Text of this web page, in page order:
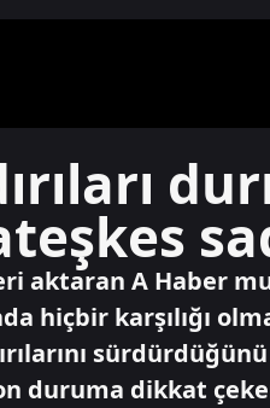
aktaran A Haber
hiçbir karşılığı
duruma dikkat